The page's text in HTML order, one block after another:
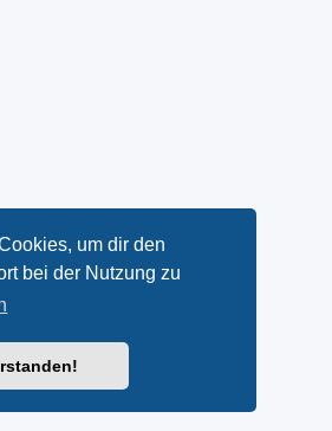
um dir den
bei der Nutzung zu